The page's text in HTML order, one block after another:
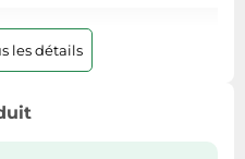
les détails